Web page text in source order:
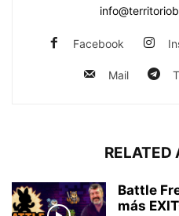
Facebook
Mail
RELATED
Battle
más